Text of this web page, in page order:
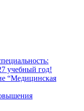
учебный год!
“Медицинская